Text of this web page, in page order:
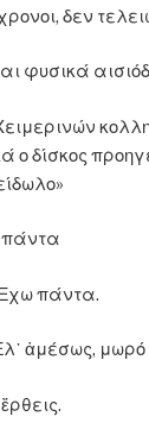
δεν
φυσικά
ο δίσκος
πάντα
πάντα.
ἀμέσως, μωρό